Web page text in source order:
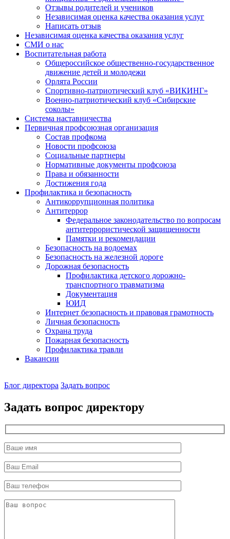
Отзывы родителей и учеников
Независимая оценка качества оказания услуг
Написать отзыв
Независимая оценка качества оказания услуг
СМИ о нас
Воспитательная работа
Общероссийское общественно-государственное
движение детей и молодежи
Орлята России
Спортивно-патриотический клуб «ВИКИНГ»
Военно-патриотический клуб «Сибирские
соколы»
Система наставничества
Первичная профсоюзная организация
Состав профкома
Новости профсоюза
Социальные партнеры
Нормативные документы профсоюза
Права и обязанности
Достижения года
Профилактика и безопасность
Антикоррупционная политика
Антитеррор
Федеральное законодательство по вопросам
антитеррористической защищенности
Памятки и рекомендации
Безопасность на водоемах
Безопасность на железной дороге
Дорожная безопасность
Профилактика детского дорожно-
транспортного травматизма
Документация
ЮИД
Интернет безопасность и правовая грамотность
Личная безопасность
Охрана труда
Пожарная безопасность
Профилактика травли
Вакансии
директор
Блог директора Задать вопрос
Задать вопрос директору